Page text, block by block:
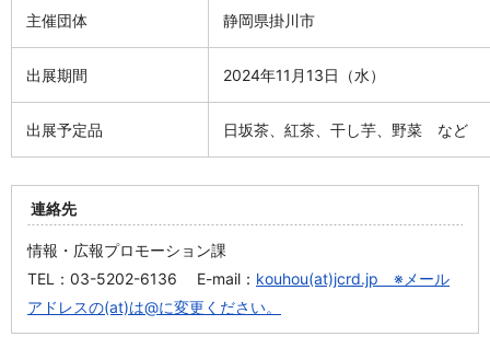
主催団体 静岡県掛川市
出展期間 2024年11月13日（水）
出展予定品 日坂茶、紅茶、干し芋、野菜 など
連絡先
情報・広報プロモーション課
TEL：03-5202-6136 E-mail： kouhou(at)jcrd.jp ※メール
アドレスの(at)は@に変更ください。